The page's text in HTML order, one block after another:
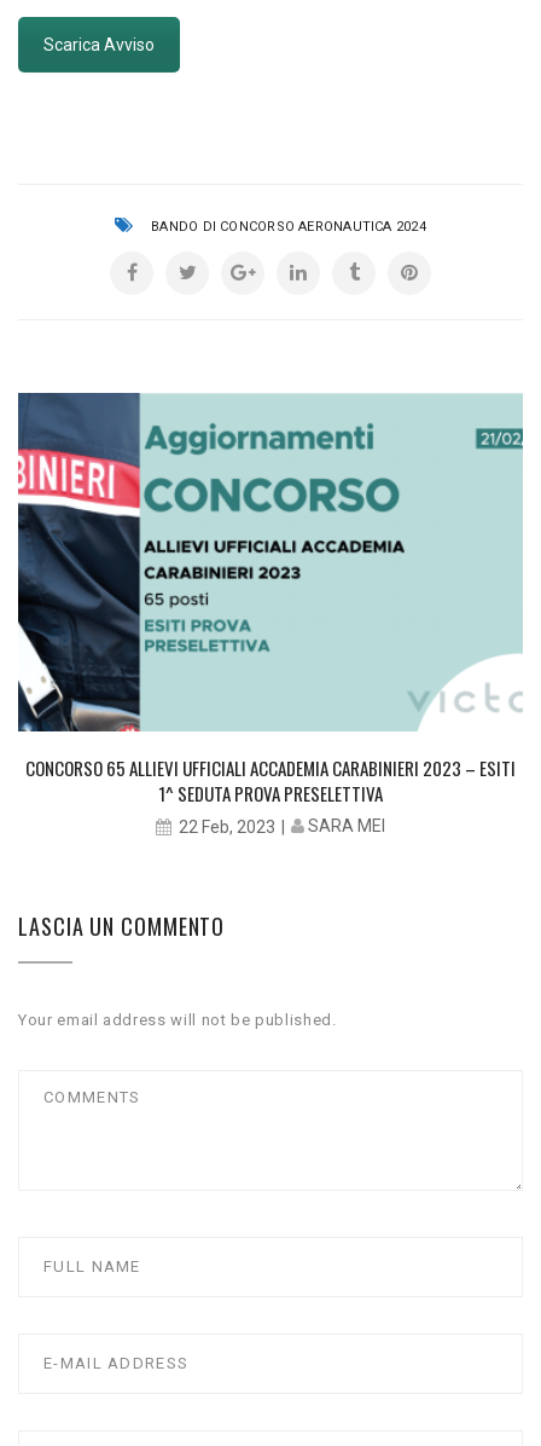
Scarica Avviso
BANDO DI CONCORSO AERONAUTICA 2024
CONCORSO 65 ALLIEVI UFFICIALI ACCADEMIA CARABINIERI 2023 – ESITI
1^ SEDUTA PROVA PRESELETTIVA
22 Feb, 2023 SARA MEI
LASCIA UN COMMENTO
Your email address will not be published.